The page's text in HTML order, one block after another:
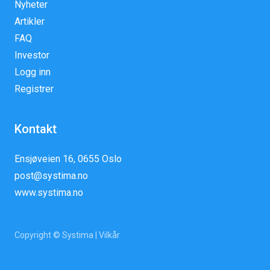
Nyheter
Artikler
FAQ
Investor
Logg inn
Registrer
Kontakt
Ensjøveien 16, 0655 Oslo
post@systima.no
www.systima.no
Copyright © Systima | Vilkår